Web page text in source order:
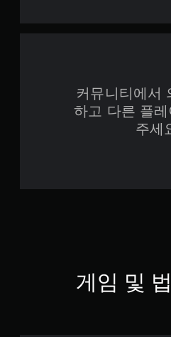
커뮤니티에서
하고 다른 플
주세
게임 및